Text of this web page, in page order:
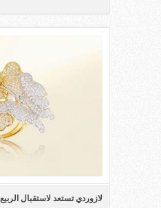
لازوردي تستعد لاستقبال الربيع